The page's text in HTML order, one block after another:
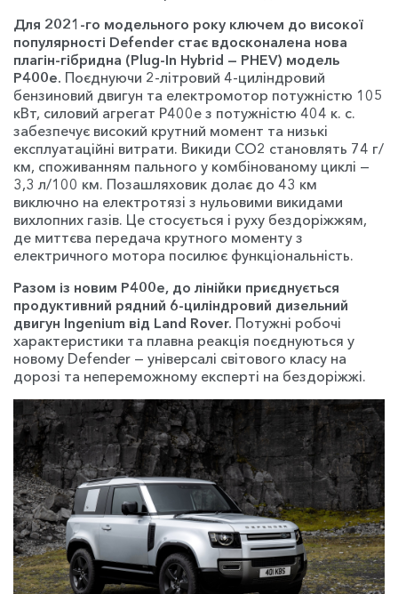
Для 2021-го модельного року ключем до високої
популярності Defender стає вдосконалена нова
плагін-гібридна (Plug-In Hybrid — PHEV) модель
P400e. Поєднуючи 2-літровий 4-циліндровий
бензиновий двигун та електромотор потужністю 105
кВт, силовий агрегат P400e з потужністю 404 к. с.
забезпечує високий крутний момент та низькі
експлуатаційні витрати. Викиди CO2 становлять 74 г/
км, споживанням пального у комбінованому циклі —
3,3 л/100 км. Позашляховик долає до 43 км
виключно на електротязі з нульовими викидами
вихлопних газів. Це стосується і руху бездоріжжям,
де миттєва передача крутного моменту з
електричного мотора посилює функціональність.
Разом із новим P400e, до лінійки приєднується
продуктивний рядний 6-циліндровий дизельний
двигун Ingenium від Land Rover. Потужні робочі
характеристики та плавна реакція поєднуються у
новому Defender — універсалі світового класу на
дорозі та непереможному експерті на бездоріжжі.